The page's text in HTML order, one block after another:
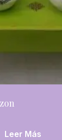
Leer Más